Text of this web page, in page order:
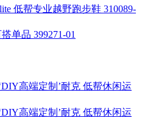
低帮专业越野跑步鞋 310089-
单品 399271-01
高端定制’耐克 低帮休闲运
高端定制’耐克 低帮休闲运